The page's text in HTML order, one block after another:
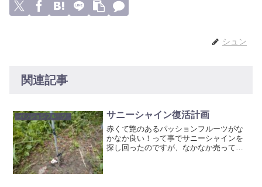
シュン
関連記事
パッションフルーツ サニーシャイン復活計画
赤くて艶のあるパッションフルーツがな
かなか良い！って事でサニーシャインを
探し回ったのですが、なかなか売ってな